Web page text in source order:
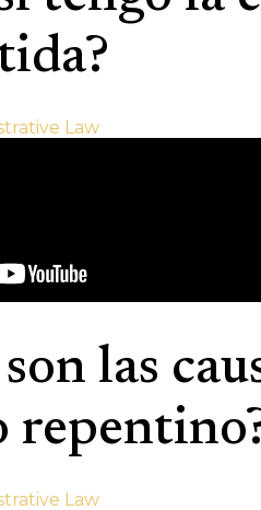
Law
las
Law